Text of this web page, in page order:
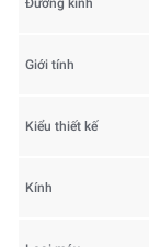
Giới tính
Kiểu thiết kế
Kính